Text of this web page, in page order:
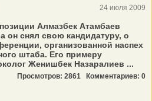
24 июля 2009
Алмазбек Атамбаев
он снял свою кандидатуру, о
организованной наспех
штаба. Его примеру
Женишбек Назаралиев ...
Просмотров: 2861 Комментариев: 0